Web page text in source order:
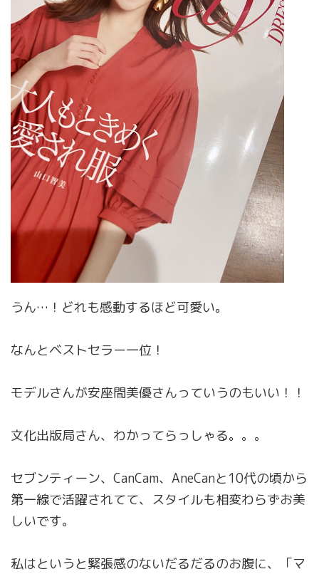
うん…！どれも感動するほど可愛い。
なんとベストセラー一位！
モデルさんが安座間美優さんっていうのもいい！！
文化出版局さん、わかってらっしゃる。。。
セブンティーン、CanCam、AneCanと10代の頃から
第一線で活躍されてて、スタイルも相変わらずお美
しいです。
私はというと緊張感のないだるだるのお腹に、「マ